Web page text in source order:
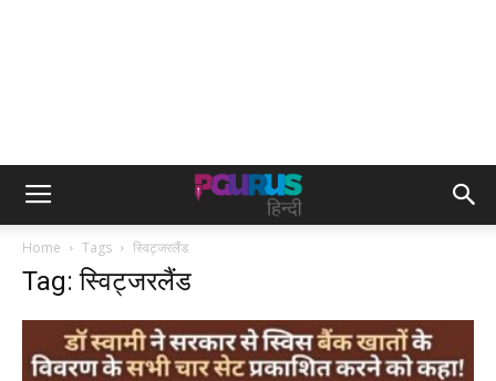
Home Tags स्विट्जरलैंड
Tag: स्विट्जरलैंड